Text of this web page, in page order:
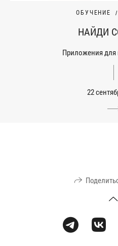
ОБУЧЕНИЕ
НАЙДИ
Приложения для
22